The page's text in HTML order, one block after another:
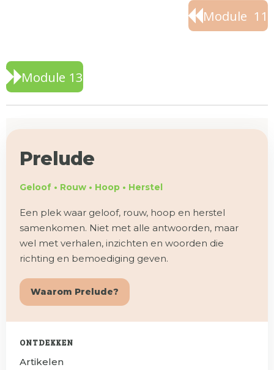
Module 11
Module 13
Prelude
Geloof • Rouw • Hoop • Herstel
Een plek waar geloof, rouw, hoop en herstel
samenkomen. Niet met alle antwoorden, maar
wel met verhalen, inzichten en woorden die
richting en bemoediging geven.
Waarom Prelude?
ONTDEKKEN
Artikelen